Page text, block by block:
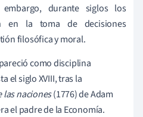
durante siglos los
en la toma de decisiones
filosófica y moral.
como disciplina
el siglo XVIII, tras la
las naciones(1776) de Adam
el padre de la Economía.